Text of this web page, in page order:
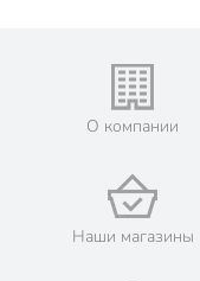
Назначение
О компании
Наши магазины